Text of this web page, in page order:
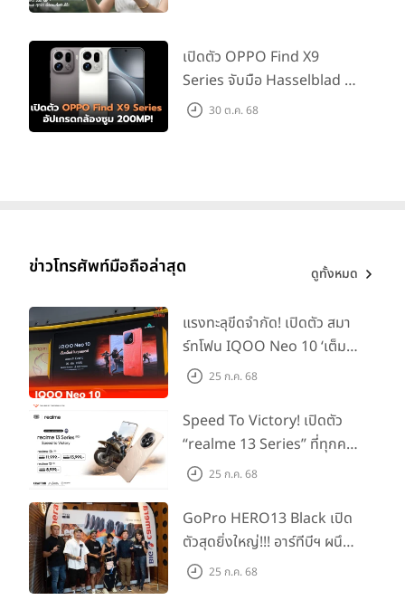
เปิดตัว OPPO Find X9
Series จับมือ Hasselblad อัป
เกรดกล้องซูม 200MP!
30 ต.ค. 68
ข่าวโทรศัพท์มือถือล่าสุด ดูทั้งหมด
แรงทะลุขีดจำกัด! เปิดตัว สมา
ร์ทโฟน IQOO Neo 10 ‘เต็ม
แม็กซ์ในทุกแมตช์’ ในราคาเริ่ม
25 ก.ค. 68
Speed To Victory! เปิดตัว
“realme 13 Series” ที่ทุกคน
รอคอย อัพเกรดชิปเซ็ตตัวแรง
Dominator แห่งปี! ในราคา
เริ่มต้นเพียง 8,999 บาท
25 ก.ค. 68
GoPro HERO13 Black เปิด
ตัวสุดยิ่งใหญ่!!! อาร์ทีบีฯ ผนึก
กำลัง Big Camera และ
25 ก.ค. 68